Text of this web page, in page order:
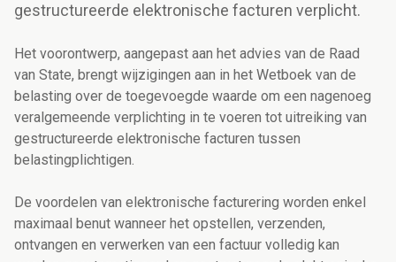
gestructureerde elektronische facturen verplicht.
Het voorontwerp, aangepast aan het advies van de Raad
van State, brengt wijzigingen aan in het Wetboek van de
belasting over de toegevoegde waarde om een nagenoeg
veralgemeende verplichting in te voeren tot uitreiking van
gestructureerde elektronische facturen tussen
belastingplichtigen.
De voordelen van elektronische facturering worden enkel
maximaal benut wanneer het opstellen, verzenden,
ontvangen en verwerken van een factuur volledig kan